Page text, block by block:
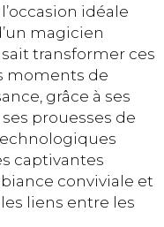
idéale
magicien
transformer ces
moments de
grâce à ses
, ses prouesses de
captivantes
conviviale et
liens entre les